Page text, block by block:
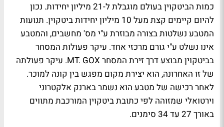
כמות הביטקוין בעולם מוגבלת ל-21 מיליון יחידות. נכון
להיום קיימים קצת מעל 10 מיליון יחידות ביטקוין. תנועות
המטבע נשלטות בצורה מבוזרת ע"י מס' מחשבים, והמטבע
אינו נשלט ע"י גורם מרכזי אחד. עיקר פעולות המסחר
בביטקוין מבוצע דרך זירת המסחר MT. GOX. עיקר פעולתה
של זו האחרונה, הוא יצירת מקום מפגש בין קונה למוכר.
לאחר רכישה של מטבע הוא נשמר בארנק אלקטרוני
וירטואלי שמזוהה לפי כתובת ביטקוין המורכבת מתווים
באורך 27 עד 34 סימנים.